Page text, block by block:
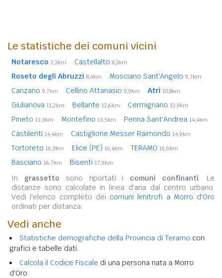
Le statistiche dei comuni vicini
Notaresco 2,3km Castellalto 8,3km
Roseto degli Abruzzi 8,4km Mosciano Sant'Angelo 9,7km
Canzano 9,7km Cellino Attanasio 9,9km Atri 10,8km
Giulianova 11,2km Bellante 12,6km Cermignano 12,9km
Pineto 13,3km Montefino 13,5km Penna Sant'Andrea 14,4km
Castilenti 14,4km Castiglione Messer Raimondo 14,9km
Tortoreto 16,3km Elice (PE) 16,4km TERAMO 16,6km
Basciano 16,7km Bisenti 17,9km
In grassetto sono riportati i comuni confinanti. Le
distanze sono calcolate in linea d'aria dal centro urbano.
Vedi l'elenco completo dei comuni limitrofi a Morro d'Oro
ordinati per distanza.
Vedi anche
Statistiche demografiche della Provincia di Teramo con
grafici e tabelle dati.
Calcola il Codice Fiscale di una persona nata a Morro
d'Oro.